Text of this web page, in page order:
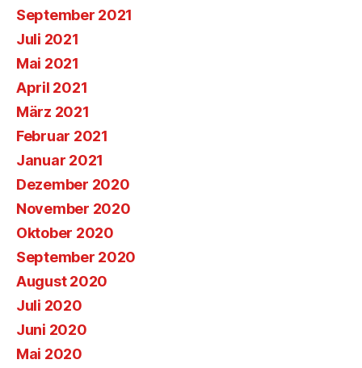
September 2021
Juli 2021
Mai 2021
April 2021
März 2021
Februar 2021
Januar 2021
Dezember 2020
November 2020
Oktober 2020
September 2020
August 2020
Juli 2020
Juni 2020
Mai 2020